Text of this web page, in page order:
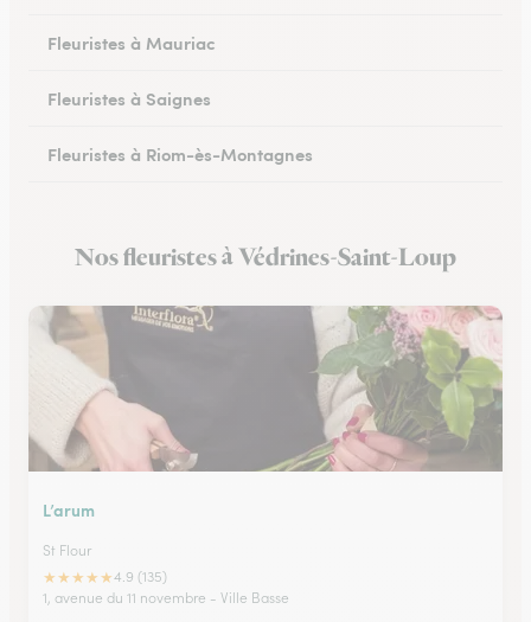
Fleuristes à Mauriac
Fleuristes à Saignes
Fleuristes à Riom-ès-Montagnes
Nos fleuristes à Védrines-Saint-Loup
L’arum
St Flour
★★★★★4.9 (135)
1, avenue du 11 novembre - Ville Basse